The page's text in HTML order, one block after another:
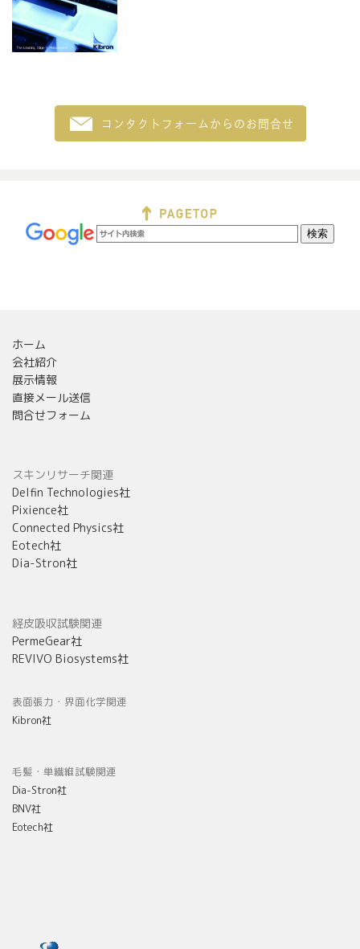
ホーム
会社紹介
展示情報
直接メール送信
問合せフォーム
スキンリサーチ関連
Delfin Technologies社
Pixience社
Connected Physics社
Eotech社
Dia-Stron社
経皮吸収試験関連
PermeGear社
REVIVO Biosystems社
表面張力・界面化学関連
Kibron社
毛髪・単繊維試験関連
Dia-Stron社
BNV社
Eotech社